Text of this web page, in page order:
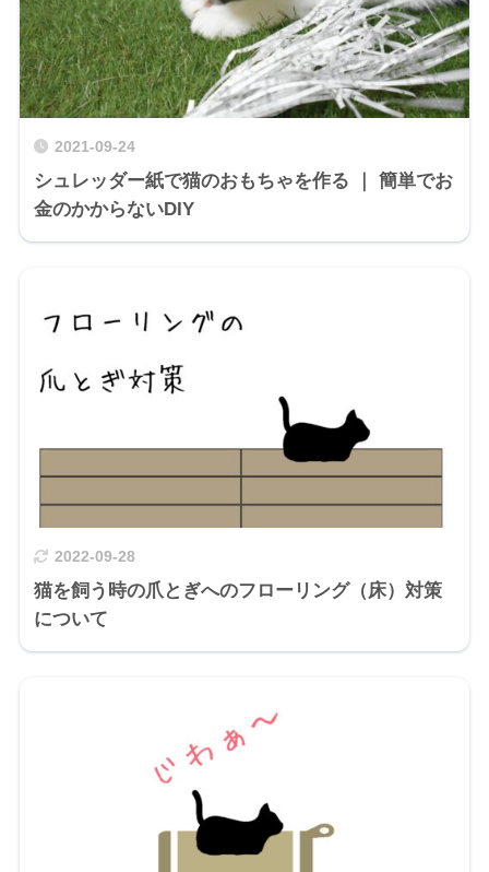
2021-09-24
シュレッダー紙で猫のおもちゃを作る ｜ 簡単でお
金のかからないDIY
2022-09-28
猫を飼う時の爪とぎへのフローリング（床）対策
について